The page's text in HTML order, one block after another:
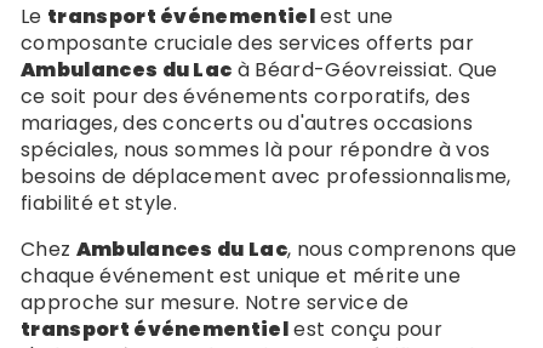
Le transport événementielest une
composante cruciale des services offerts par
Ambulances du Lac à Béard-Géovreissiat. Que
ce soit pour des événements corporatifs, des
mariages, des concerts ou d'autres occasions
spéciales, nous sommes là pour répondre à vos
besoins de déplacement avec professionnalisme,
fiabilité et style.
Chez Ambulances du Lac, nous comprenons que
chaque événement est unique et mérite une
approche sur mesure. Notre service de
transport événementielest conçu pour